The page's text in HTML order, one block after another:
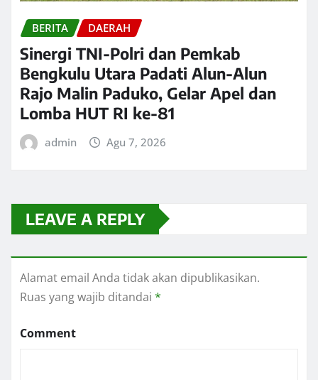
BERITA DAERAH
Sinergi TNI-Polri dan Pemkab
Bengkulu Utara Padati Alun-Alun
Rajo Malin Paduko, Gelar Apel dan
Lomba HUT RI ke-81
admin Agu 7, 2026
LEAVE A REPLY
Alamat email Anda tidak akan dipublikasikan.
Ruas yang wajib ditandai *
Comment